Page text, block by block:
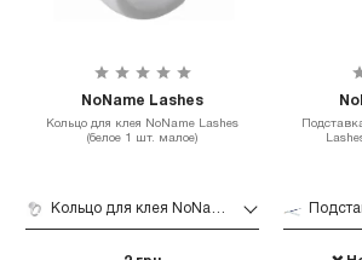
NoName Lashes
Кольцо для клея NoName Lashes
(белое 1 шт. малое)